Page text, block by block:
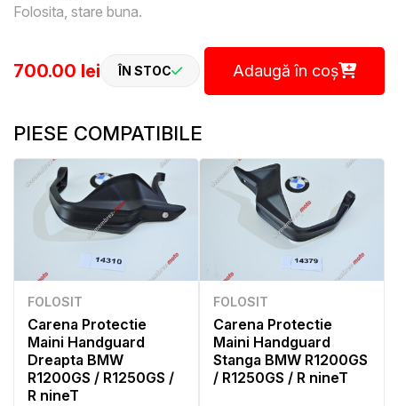
Folosita, stare buna.
700.00 lei ÎN STOC Adaugă în coș
PIESE COMPATIBILE
FOLOSIT
Carena Protectie
Maini Handguard
Dreapta BMW
R1200GS / R1250GS /
R nineT
FOLOSIT
Carena Protectie
Maini Handguard
Stanga BMW R1200GS
/ R1250GS / R nineT